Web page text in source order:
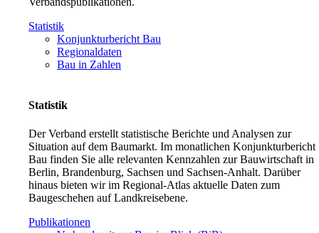
Statistik
Konjunkturbericht Bau
Regionaldaten
Bau in Zahlen
Statistik
Der Verband erstellt statistische Berichte und Analysen zur
Situation auf dem Baumarkt. Im monatlichen Konjunkturbericht
Bau finden Sie alle relevanten Kennzahlen zur Bauwirtschaft in
Berlin, Brandenburg, Sachsen und Sachsen-Anhalt. Darüber
hinaus bieten wir im Regional-Atlas aktuelle Daten zum
Baugeschehen auf Landkreisebene.
Publikationen